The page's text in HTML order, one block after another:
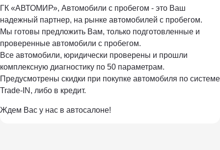
ГК «АВТОМИР», Автомобили с пробегом - это Ваш
надежный партнер, на рынке автомобилей с пробегом.
Мы готовы предложить Вам, только подготовленные и
проверенные автомобили с пробегом.
Все автомобили, юридически проверены и прошли
комплексную диагностику по 50 параметрам.
Предусмотрены скидки при покупке автомобиля по системе
Trade-IN, либо в кредит.
Ждем Вас у нас в автосалоне!